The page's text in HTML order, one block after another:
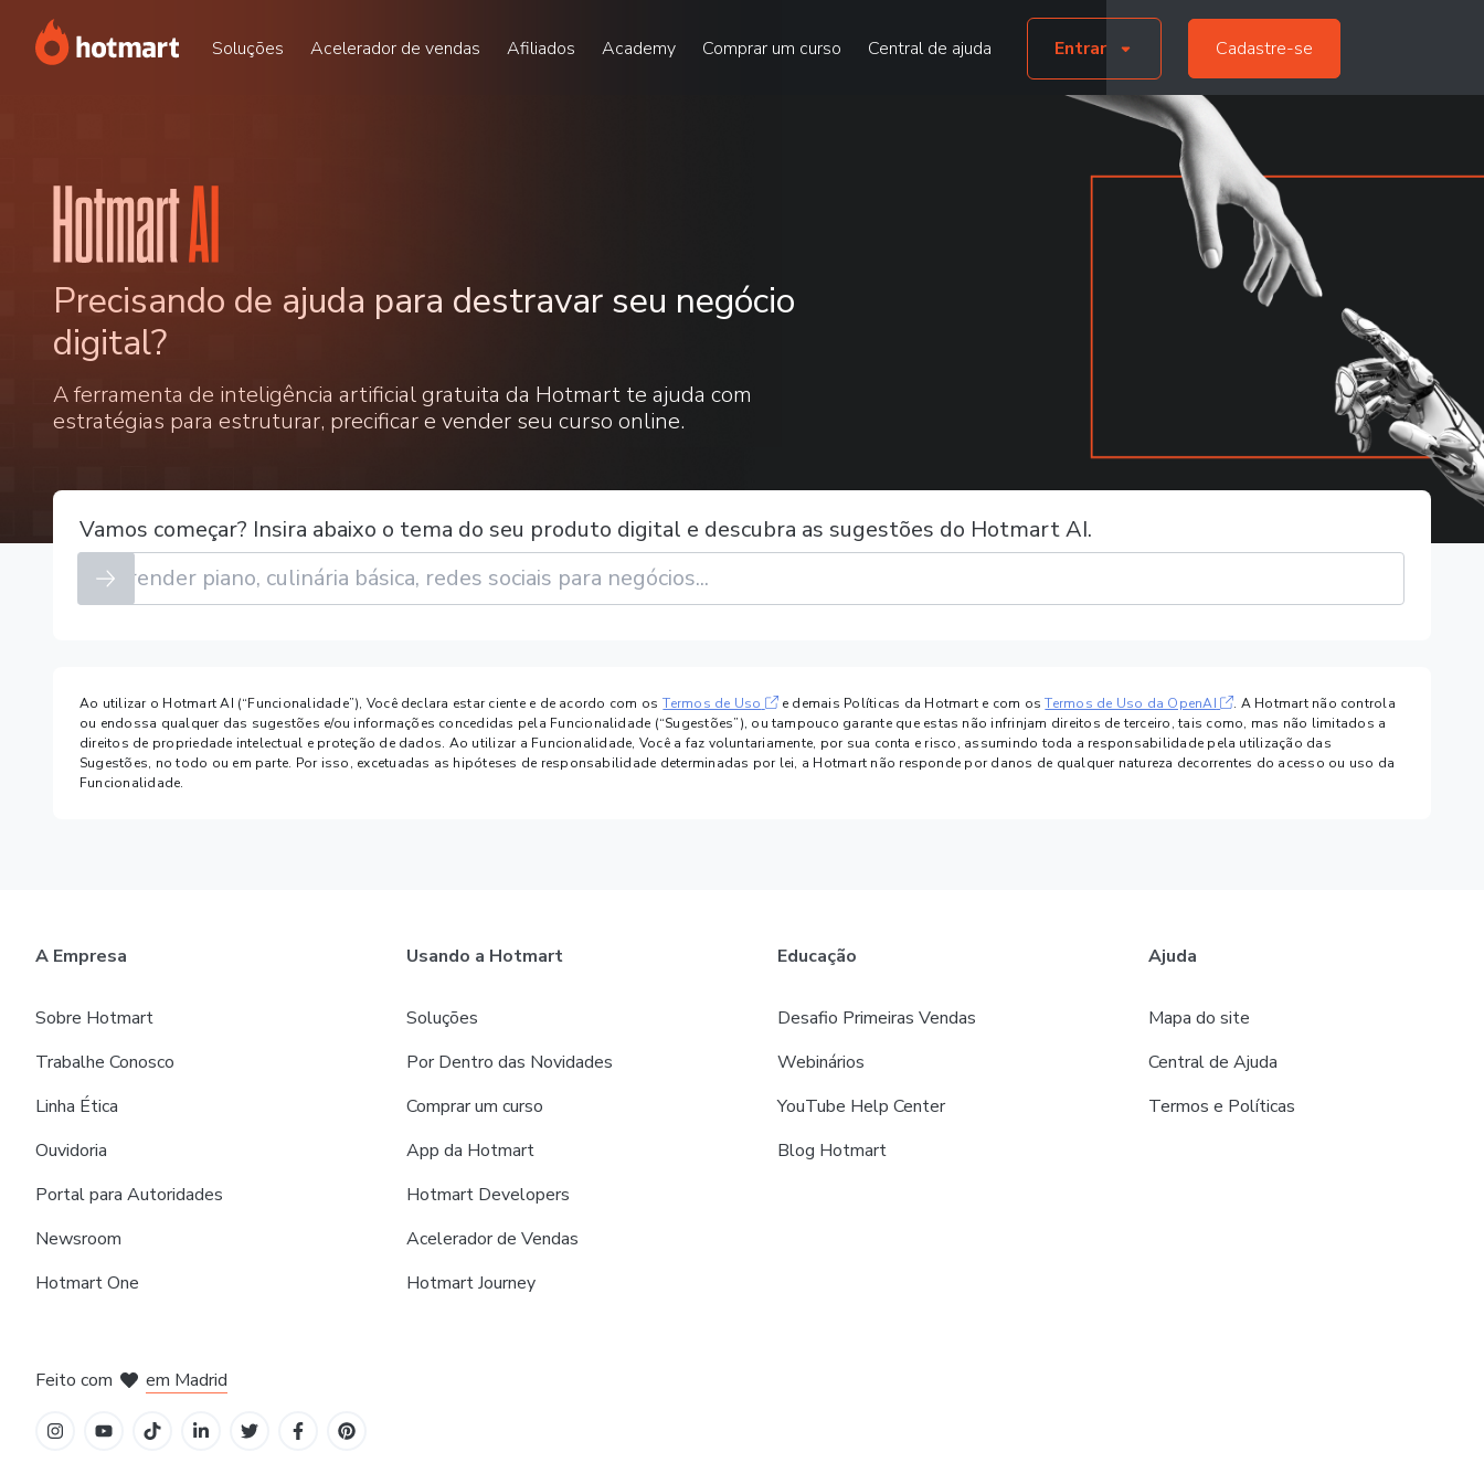
Soluções Acelerador de vendas Afiliados Academy Comprar um curso Central de ajuda Entrar Cadastre-se
Precisando de ajuda para destravar seu negócio
digital?
A ferramenta de inteligência artificial gratuita da Hotmart te ajuda com
estratégias para estruturar, precificar e vender seu curso online.
Vamos começar? Insira abaixo o tema do seu produto digital e descubra as sugestões do Hotmart AI.
Ao utilizar o Hotmart AI (“Funcionalidade”), Você declara estar ciente e de acordo com os Termos de Uso e demais Políticas da Hotmart e com os Termos de Uso da OpenAI
. A Hotmart não controla
ou endossa qualquer das sugestões e/ou informações concedidas pela Funcionalidade (“Sugestões”), ou tampouco garante que estas não infrinjam direitos de terceiro, tais como, mas não limitados a
direitos de propriedade intelectual e proteção de dados. Ao utilizar a Funcionalidade, Você a faz voluntariamente, por sua conta e risco, assumindo toda a responsabilidade pela utilização das
Sugestões, no todo ou em parte. Por isso, excetuadas as hipóteses de responsabilidade determinadas por lei, a Hotmart não responde por danos de qualquer natureza decorrentes do acesso ou uso da
Funcionalidade.
A Empresa
Sobre Hotmart
Trabalhe Conosco
Linha Ética
Ouvidoria
Portal para Autoridades
Newsroom
Hotmart One
Usando a Hotmart
Soluções
Por Dentro das Novidades
Comprar um curso
App da Hotmart
Hotmart Developers
Acelerador de Vendas
Hotmart Journey
Educação
Desafio Primeiras Vendas
Webinários
YouTube Help Center
Blog Hotmart
Ajuda
Mapa do site
Central de Ajuda
Termos e Políticas
Feito com em Madrid